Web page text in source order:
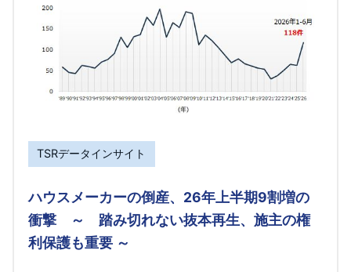
TSRデータインサイト
ハウスメーカーの倒産、26年上半期9割増の
衝撃 ～ 踏み切れない抜本再生、施主の権
利保護も重要 ～